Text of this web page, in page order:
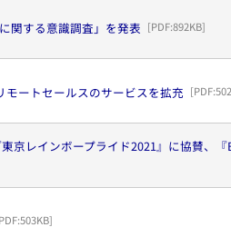
関する意識調査」を発表 [PDF:892KB]
ートセールスのサービスを拡充 [PDF:
京レインボープライド2021』に協賛、
503KB]